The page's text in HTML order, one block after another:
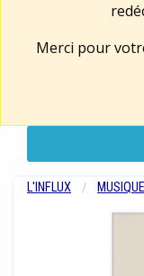
Merci pour
L'INFLUX MUSIQUE